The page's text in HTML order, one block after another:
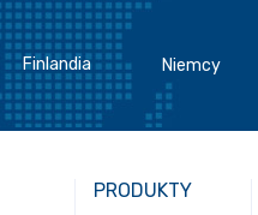
Finlandia Niemcy
PRODUKTY